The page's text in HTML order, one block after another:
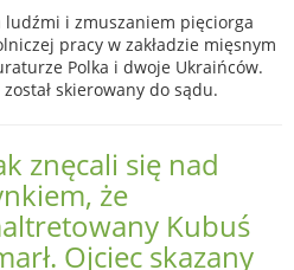
i zmuszaniem pięciorga
pracy w zakładzie mięsnym
Polka i dwoje Ukraińców.
skierowany do sądu.
znęcali się nad
że
Kubuś
Ojciec skazany